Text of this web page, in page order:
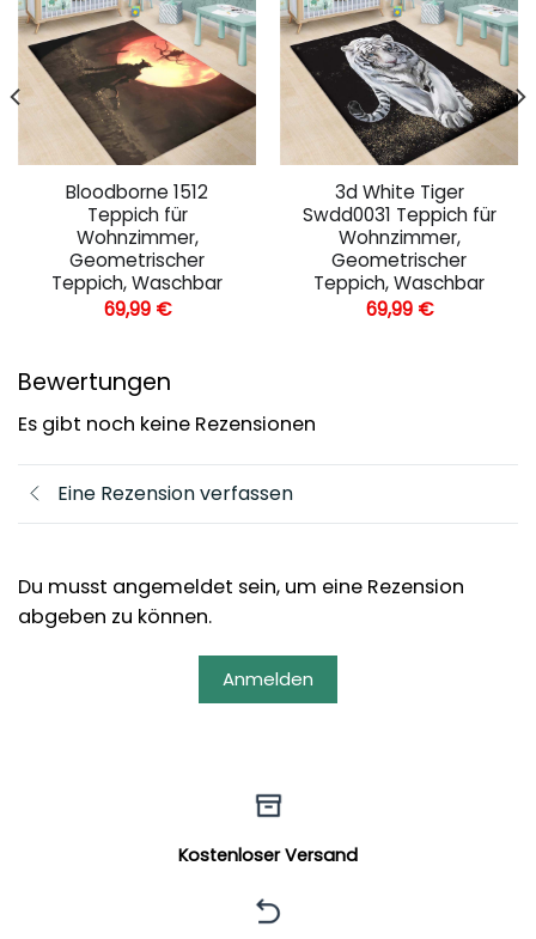
Bloodborne 1512
Teppich für
Wohnzimmer,
Geometrischer
Teppich, Waschbar
69,99 €
3d White Tiger
Swdd0031 Teppich für
Wohnzimmer,
Geometrischer
Teppich, Waschbar
69,99 €
Bewertungen
Es gibt noch keine Rezensionen
Eine Rezension verfassen
Du musst angemeldet sein, um eine Rezension
abgeben zu können.
Anmelden
Kostenloser Versand